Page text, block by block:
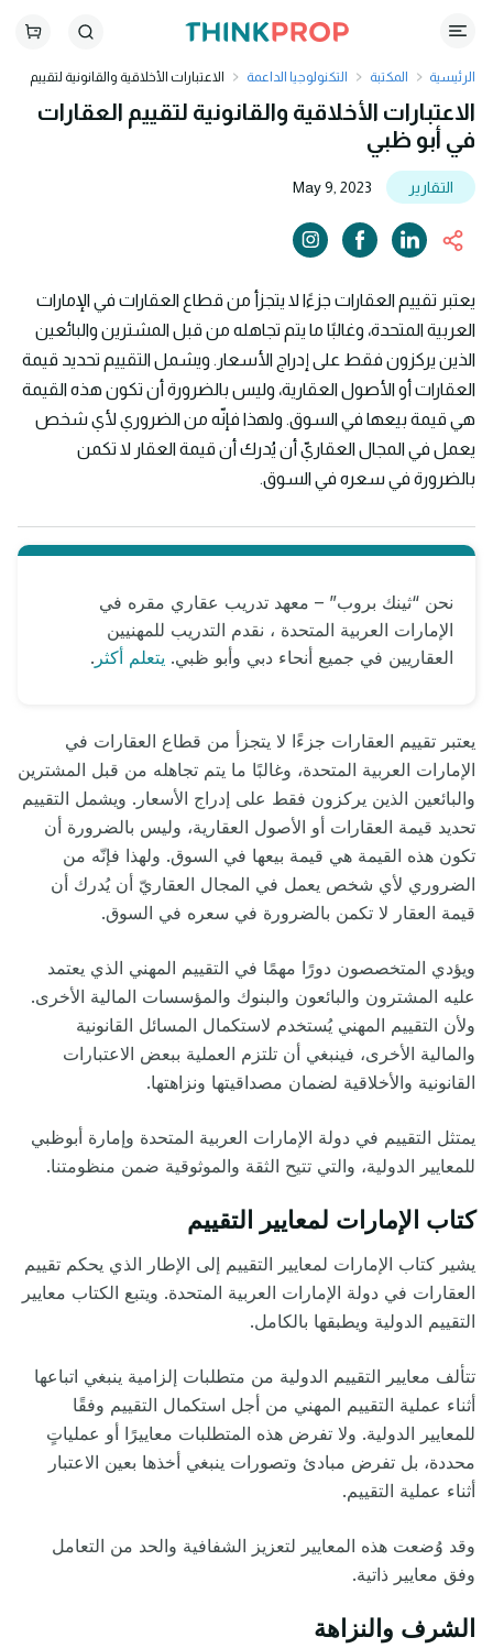
الرئيسية المكتبة التكنولوجيا الداعمة
الاعتبارات الأخلاقية والقانونية لتقييم
العقارات في أبو ظبي
الاعتبارات الأخلاقية والقانونية لتقييم العقارات
في أبو ظبي
التقارير May 9, 2023
يعتبر تقييم العقارات جزءًا لا يتجزأ من قطاع العقارات في الإمارات
العربية المتحدة، وغالبًا ما يتم تجاهله من قبل المشترين والبائعين
الذين يركزون فقط على إدراج الأسعار. ويشمل التقييم تحديد قيمة
العقارات أو الأصول العقارية، وليس بالضرورة أن تكون هذه القيمة
هي قيمة بيعها في السوق. ولهذا فإنّه من الضروري لأي شخص
يعمل في المجال العقاريّ أن يُدرك أن قيمة العقار لا تكمن
بالضرورة في سعره في السوق.
نحن “ثينك بروب” – معهد تدريب عقاري مقره في
الإمارات العربية المتحدة ، نقدم التدريب للمهنيين
العقاريين في جميع أنحاء دبي وأبو ظبي. يتعلم أكثر .
يعتبر تقييم العقارات جزءًا لا يتجزأ من قطاع العقارات في
الإمارات العربية المتحدة، وغالبًا ما يتم تجاهله من قبل المشترين
والبائعين الذين يركزون فقط على إدراج الأسعار. ويشمل التقييم
تحديد قيمة العقارات أو الأصول العقارية، وليس بالضرورة أن
تكون هذه القيمة هي قيمة بيعها في السوق. ولهذا فإنّه من
الضروري لأي شخص يعمل في المجال العقاريّ أن يُدرك أن
قيمة العقار لا تكمن بالضرورة في سعره في السوق.
ويؤدي المتخصصون دورًا مهمًا في التقييم المهني الذي يعتمد
عليه المشترون والبائعون والبنوك والمؤسسات المالية الأخرى.
ولأن التقييم المهني يُستخدم لاستكمال المسائل القانونية
والمالية الأخرى، فينبغي أن تلتزم العملية ببعض الاعتبارات
القانونية والأخلاقية لضمان مصداقيتها ونزاهتها.
يمتثل التقييم في دولة الإمارات العربية المتحدة وإمارة أبوظبي
للمعايير الدولية، والتي تتيح الثقة والموثوقية ضمن منظومتنا.
كتاب الإمارات لمعايير التقييم
يشير كتاب الإمارات لمعايير التقييم إلى الإطار الذي يحكم تقييم
العقارات في دولة الإمارات العربية المتحدة. ويتبع الكتاب معايير
التقييم الدولية ويطبقها بالكامل.
تتألف معايير التقييم الدولية من متطلبات إلزامية ينبغي اتباعها
أثناء عملية التقييم المهني من أجل استكمال التقييم وفقًا
للمعايير الدولية. ولا تفرض هذه المتطلبات معاييرًا أو عملياتٍ
محددة، بل تفرض مبادئ وتصورات ينبغي أخذها بعين الاعتبار
أثناء عملية التقييم.
وقد وُضعت هذه المعايير لتعزيز الشفافية والحد من التعامل
وفق معايير ذاتية.
الشرف والنزاهة